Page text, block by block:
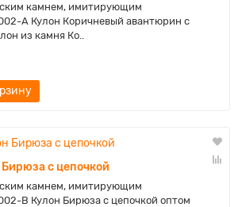
камнем, имитирующим
A Кулон Коричневый авантюрин с
из камня Ко..
с цепочкой
камнем, имитирующим
B Кулон Бирюза с цепочкой оптом